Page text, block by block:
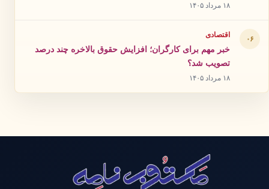
۱۸ مرداد ۱۴۰۵
۰۶ اقتصادی
خبر مهم برای کارگران؛ افزایش حقوق بالاخره چند درصد
تصویب شد؟
۱۸ مرداد ۱۴۰۵